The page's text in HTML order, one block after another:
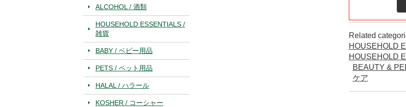
ALCOHOL / 酒類
HOUSEHOLD ESSENTIALS /
雑貨
BABY / ベビー用品
PETS / ペット用品
HALAL / ハラール
KOSHER / コーシャー
Related
HOUSEHOLD
HOUSEHOLD
BEAUTY &
ケア